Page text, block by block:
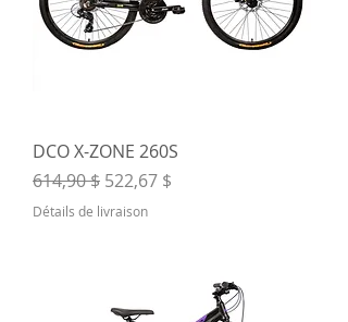
DCO X-ZONE 260S
Prix original
614,90 $ Prix promotionnel
522,67 $
Détails de livraison